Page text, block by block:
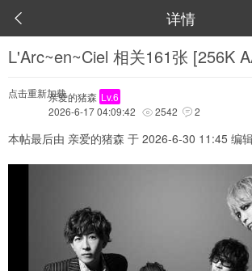
 详情
L'Arc~en~Ciel 相关161张 [256K
点击重新加载亲爱的猪森 Lv.6
2026-6-17 04:09:42
 2542  2
本帖最后由 亲爱的猪森 于 2026-6-30 11:45 编